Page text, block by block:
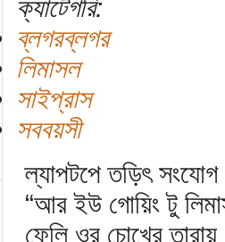
ক্যাটেগরি:
ব্লগরব্লগর
লিমাসল
সাইপ্রাস
সববয়সী
ল্যাপটপে তড়িৎ সংযোগ
“আর ইউ গোয়িং টু
ফেলি ওর চোখের